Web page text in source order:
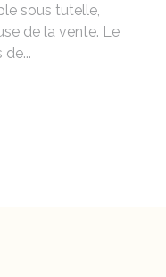
sous tutelle,
de la vente. Le